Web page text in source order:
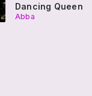
Dancing Queen
Abba